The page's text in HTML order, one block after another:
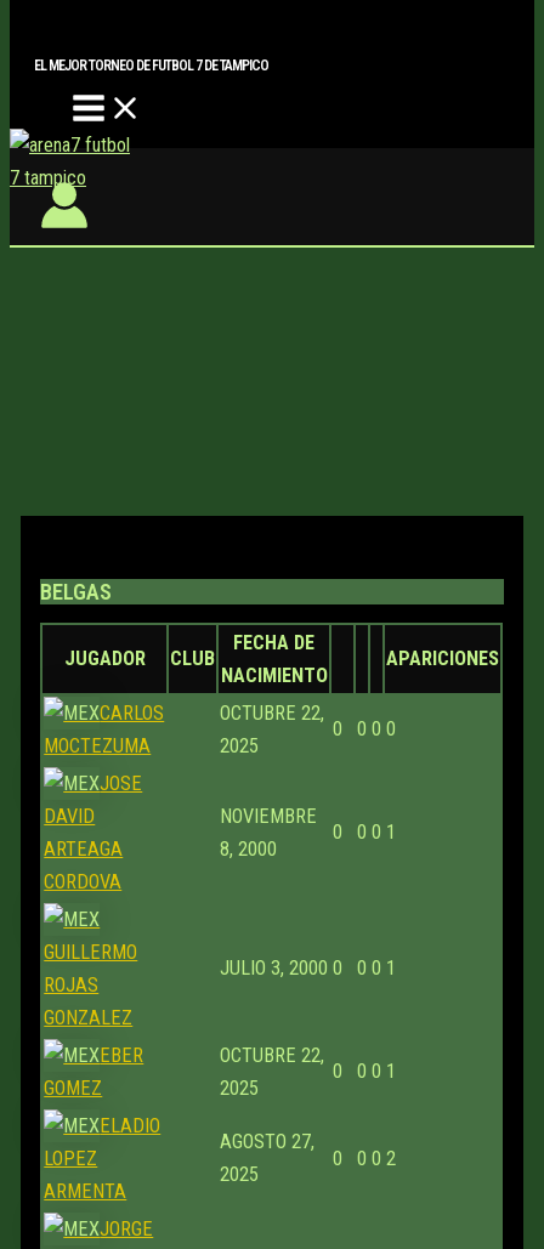
EL MEJOR TORNEO DE FUTBOL 7 DE TAMPICO
BELGAS
JUGADOR CLUB
FECHA DE
NACIMIENTO
APARICIONES
CARLOS
MOCTEZUMA
OCTUBRE 22,
2025
0 0 0 0
JOSE
DAVID
ARTEAGA
CORDOVA
NOVIEMBRE
8, 2000
0 0 0 1
GUILLERMO
ROJAS
GONZALEZ
JULIO 3, 2000 0 0 0 1
EBER
GOMEZ
OCTUBRE 22,
2025
0 0 0 1
ELADIO
LOPEZ
ARMENTA
AGOSTO 27,
2025
0 0 0 2
JORGE